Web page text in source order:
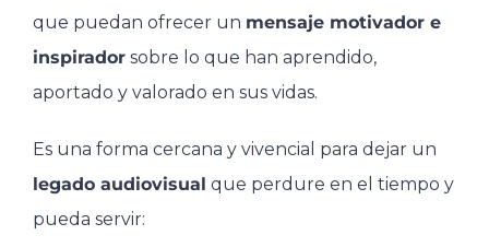
que puedan ofrecer un mensaje motivador e
inspiradorsobre lo que han aprendido,
aportado y valorado en sus vidas.
Es una forma cercana y vivencial para dejar un
legado audiovisual que perdure en el tiempo y
pueda servir: